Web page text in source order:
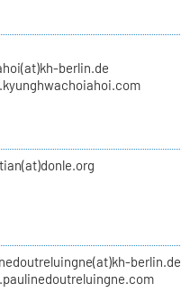
berlin.de
berlin.de